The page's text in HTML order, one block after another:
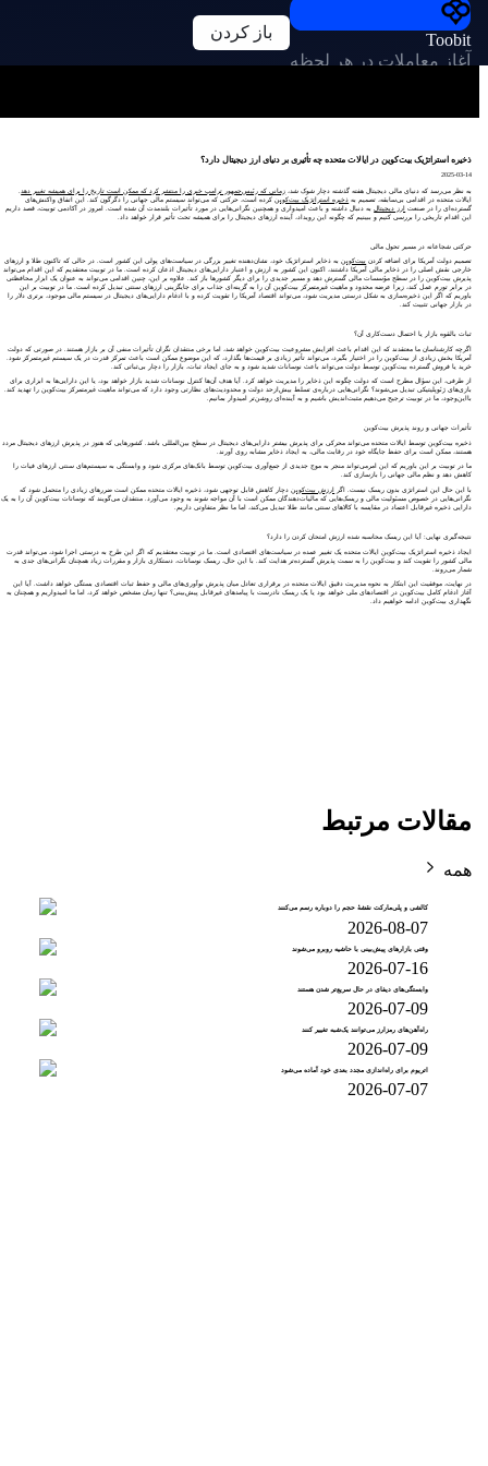
Toobit
آغاز معاملات در هر لحظه
باز کردن
ذخیره استراتژیک بیت‌کوین در ایالات متحده چه تأثیری بر دنیای ارز دیجیتال دارد؟
2025-03-14
به نظر می‌رسد که دنیای مالی دیجیتال هفته گذشته دچار شوک شد، زمانی که رئیس‌جمهور ترامپ خبری را منتشر کرد که ممکن است تاریخ را برای همیشه تغییر دهد
ایالات متحده در اقدامی بی‌سابقه، تصمیم به ذخیره استراتژیک بیت‌کوین کرده است، حرکتی که می‌تواند سیستم مالی جهانی را دگرگون کند. این اتفاق واکنش‌های
گسترده‌ای را در صنعت ارز دیجیتال
به دنبال داشته و باعث امیدواری و همچنین نگرانی‌هایی در مورد تأثیرات بلندمدت آن شده است. امروز در آکادمی توبیت، قصد داریم
این اقدام تاریخی را بررسی کنیم و ببینیم که چگونه این رویداد، آینده ارزهای دیجیتال را برای همیشه تحت تأثیر قرار خواهد داد.
حرکتی شجاعانه در مسیر تحول مالی
تصمیم دولت آمریکا برای اضافه کردن بیت‌کوین به ذخایر استراتژیک خود، نشان‌دهنده تغییر بزرگی در سیاست‌های پولی این کشور است. در حالی که تاکنون طلا و ارزهای
خارجی نقش اصلی را در ذخایر مالی آمریکا داشتند، اکنون این کشور به ارزش و اعتبار دارایی‌های دیجیتال اذعان کرده است. ما در توبیت معتقدیم که این اقدام می‌تواند
پذیرش بیت‌کوین را در سطح مؤسسات مالی گسترش دهد و مسیر جدیدی را برای دیگر کشورها باز کند. علاوه بر این، چنین اقدامی می‌تواند به عنوان یک ابزار محافظتی
در برابر تورم عمل کند، زیرا عرضه محدود و ماهیت غیرمتمرکز بیت‌کوین آن را به گزینه‌ای جذاب برای جایگزینی ارزهای سنتی تبدیل کرده است. ما در توبیت بر این
باوریم که اگر این ذخیره‌سازی به شکل درستی مدیریت شود، می‌تواند اقتصاد آمریکا را تقویت کرده و با ادغام دارایی‌های دیجیتال در سیستم مالی موجود، برتری دلار را
در بازار جهانی تثبیت کند.
ثبات بالقوه بازار یا احتمال دست‌کاری آن؟
اگرچه کارشناسان ما معتقدند که این اقدام باعث افزایش مشروعیت بیت‌کوین خواهد شد، اما برخی منتقدان نگران تأثیرات منفی آن بر بازار هستند. در صورتی که دولت
آمریکا بخش زیادی از بیت‌کوین را در اختیار بگیرد، می‌تواند تأثیر زیادی بر قیمت‌ها بگذارد، که این موضوع ممکن است باعث تمرکز قدرت در یک سیستم غیرمتمرکز شود.
خرید یا فروش گسترده بیت‌کوین توسط دولت می‌تواند باعث نوسانات شدید شود و به جای ایجاد ثبات، بازار را دچار بی‌ثباتی کند.
از طرفی، این سؤال مطرح است که دولت چگونه این ذخایر را مدیریت خواهد کرد. آیا هدف آن‌ها کنترل نوسانات شدید بازار خواهد بود، یا این دارایی‌ها به ابزاری برای
بازی‌های ژئوپلیتیکی تبدیل می‌شوند؟ نگرانی‌هایی درباره‌ی تسلط بیش‌ازحد دولت و محدودیت‌های نظارتی وجود دارد که می‌تواند ماهیت غیرمتمرکز بیت‌کوین را تهدید کند.
بااین‌وجود، ما در توبیت ترجیح می‌دهیم مثبت‌اندیش باشیم و به آینده‌ای روشن‌تر امیدوار بمانیم.
تأثیرات جهانی و روند پذیرش بیت‌کوین
ذخیره بیت‌کوین توسط ایالات متحده می‌تواند محرکی برای پذیرش بیشتر دارایی‌های دیجیتال در سطح بین‌المللی باشد. کشورهایی که هنوز در پذیرش ارزهای دیجیتال مردد
هستند، ممکن است برای حفظ جایگاه خود در رقابت مالی، به ایجاد ذخایر مشابه روی آورند.
ما در توبیت بر این باوریم که این امرمی‌تواند منجر به موج جدیدی از جمع‌آوری بیت‌کوین توسط بانک‌های مرکزی شود و وابستگی به سیستم‌های سنتی ارزهای فیات را
کاهش دهد و نظم مالی جهانی را بازسازی کند.
با این حال این استراتژی بدون ریسک نیست. اگر ارزش بیت‌کوین دچار کاهش قابل توجهی شود، ذخیره ایالات متحده ممکن است ضررهای زیادی را متحمل شود که
نگرانی‌هایی در خصوص مسئولیت مالی و ریسک‌هایی که مالیات‌دهندگان ممکن است با آن مواجه شوند به وجود می‌آورد. منتقدان می‌گویند که نوسانات بیت‌کوین آن را به یک
دارایی ذخیره غیرقابل اعتماد در مقایسه با کالاهای سنتی مانند طلا تبدیل می‌کند، اما ما نظر متفاوتی داریم.
نتیجه‌گیری نهایی: آیا این ریسک محاسبه‌ شده ارزش امتحان کردن را دارد؟
ایجاد ذخیره استراتژیک بیت‌کوین ایالات متحده یک تغییر عمده در سیاست‌های اقتصادی است. ما در توبیت معتقدیم که اگر این طرح به درستی اجرا شود، می‌تواند قدرت
مالی کشور را تقویت کند و بیت‌کوین را به سمت پذیرش گسترده‌تر هدایت کند. با این حال، ریسک نوسانات، دستکاری بازار و مقررات زیاد همچنان نگرانی‌های جدی به
شمار می‌روند.
در نهایت، موفقیت این ابتکار به نحوه مدیریت دقیق ایالات متحده در برقراری تعادل میان پذیرش نوآوری‌های مالی و حفظ ثبات اقتصادی بستگی خواهد داشت. آیا این
آغاز ادغام کامل بیت‌کوین در اقتصادهای ملی خواهد بود یا یک ریسک نادرست با پیامدهای غیرقابل پیش‌بینی؟ تنها زمان مشخص خواهد کرد، اما ما امیدواریم و همچنان به
نگهداری بیت‌کوین ادامه خواهیم داد.
مقالات مرتبط
همه
کالشی و پلی‌مارکت نقشهٔ حجم را دوباره رسم می‌کنند
2026-08-07
وقتی بازارهای پیش‌بینی با حاشیه روبرو می‌شوند
2026-07-16
وابستگی‌های دیفای در حال سریع‌تر شدن هستند
2026-07-09
راه‌آهن‌های رمزارز می‌توانند یک‌شبه تغییر کنند
2026-07-09
اتریوم برای راه‌اندازی مجدد بعدی خود آماده می‌شود
2026-07-07